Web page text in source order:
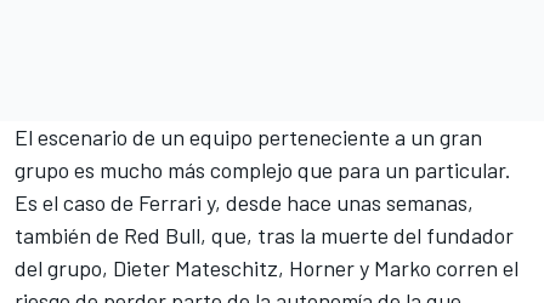
El escenario de un equipo perteneciente a un gran
grupo es mucho más complejo que para un particular.
Es el caso de Ferrari y, desde hace unas semanas,
también de Red Bull, que, tras la muerte del fundador
del grupo, Dieter Mateschitz, Horner y Marko corren el